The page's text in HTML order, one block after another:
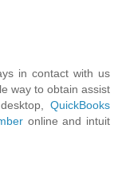
in contact with us
way to obtain assist
QuickBooks
online and intuit